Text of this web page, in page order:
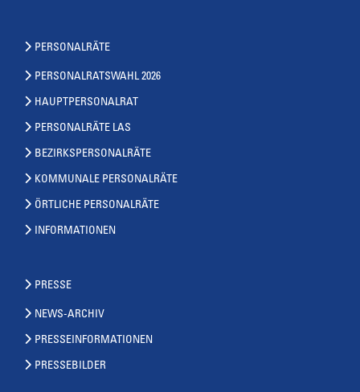
PERSONALRÄTE
PERSONALRATSWAHL 2026
HAUPTPERSONALRAT
PERSONALRÄTE LAS
BEZIRKSPERSONALRÄTE
KOMMUNALE PERSONALRÄTE
ÖRTLICHE PERSONALRÄTE
INFORMATIONEN
PRESSE
NEWS-ARCHIV
PRESSEINFORMATIONEN
PRESSEBILDER